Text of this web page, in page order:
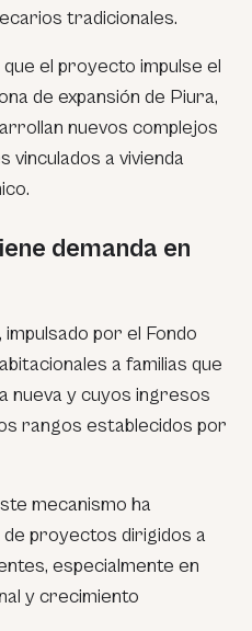
tradicionales.
el proyecto impulse el
de expansión de Piura,
nuevos complejos
vinculados a vivienda
demanda en
por el Fondo
a familias que
nueva y cuyos ingresos
rangos establecidos por
mecanismo ha
proyectos dirigidos a
especialmente en
y crecimiento